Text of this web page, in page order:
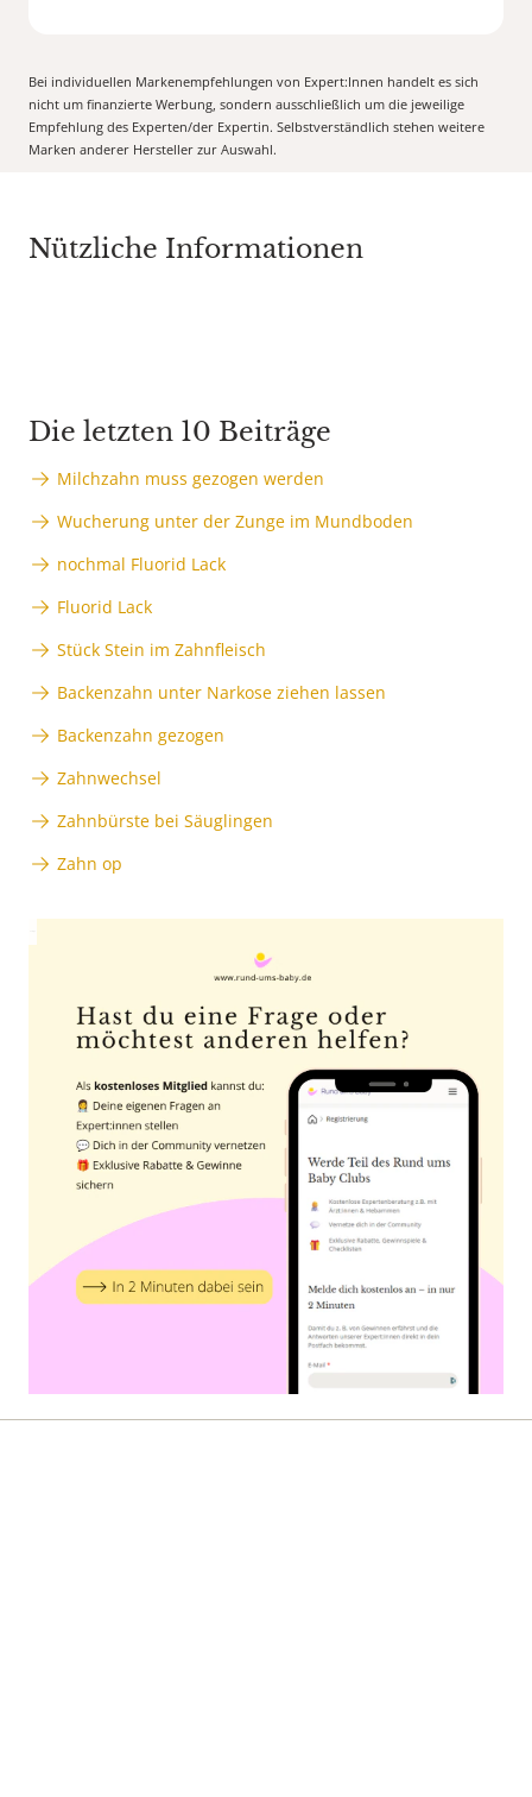
Bei individuellen Markenempfehlungen von Expert:Innen handelt es sich
nicht um finanzierte Werbung, sondern ausschließlich um die jeweilige
Empfehlung des Experten/der Expertin. Selbstverständlich stehen weitere
Marken anderer Hersteller zur Auswahl.
Nützliche Informationen
Die letzten 10 Beiträge
Milchzahn muss gezogen werden
Wucherung unter der Zunge im Mundboden
nochmal Fluorid Lack
Fluorid Lack
Stück Stein im Zahnfleisch
Backenzahn unter Narkose ziehen lassen
Backenzahn gezogen
Zahnwechsel
Zahnbürste bei Säuglingen
Zahn op